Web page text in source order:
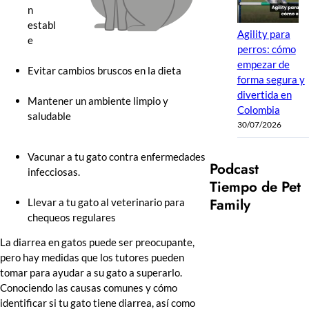
n
establ
e
Evitar cambios bruscos en la dieta
Mantener un ambiente limpio y
saludable
Vacunar a tu gato contra enfermedades
infecciosas.
Llevar a tu gato al veterinario para
chequeos regulares
La diarrea en gatos puede ser preocupante,
pero hay medidas que los tutores pueden
tomar para ayudar a su gato a superarlo.
Conociendo las causas comunes y cómo
identificar si tu gato tiene diarrea, así como
Agility para
perros: cómo
empezar de
forma segura y
divertida en
Colombia
30/07/2026
Podcast
Tiempo de Pet
Family